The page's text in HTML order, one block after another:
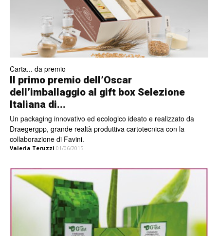
Carta... da premio
Il primo premio dell’Oscar
dell’imballaggio al gift box Selezione
Italiana di...
Un packaging innovativo ed ecologico ideato e realizzato da
Draegergpp, grande realtà produttiva cartotecnica con la
collaborazione di Favini.
Valeria Teruzzi 01/06/2015